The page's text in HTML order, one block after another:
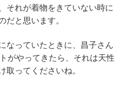
それが着物をきていない時に
だと思います。
なっていたときに、昌子さん
がやってきたら、それは天性
取ってくださいね。